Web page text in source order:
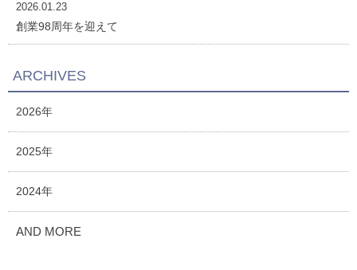
2026.01.23
創業98周年を迎えて
ARCHIVES
2026年
2025年
2024年
AND MORE